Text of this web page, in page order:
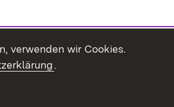
verwenden wir Cookies.
.